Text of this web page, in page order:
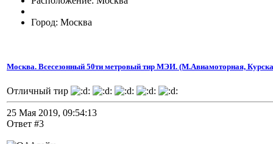
Город: Москва
Москва. Всесезонный 50ти метровый тир МЭИ. (М.Авиамоторная,
Отличный тир
25 Мая 2019, 09:54:13
Ответ #3